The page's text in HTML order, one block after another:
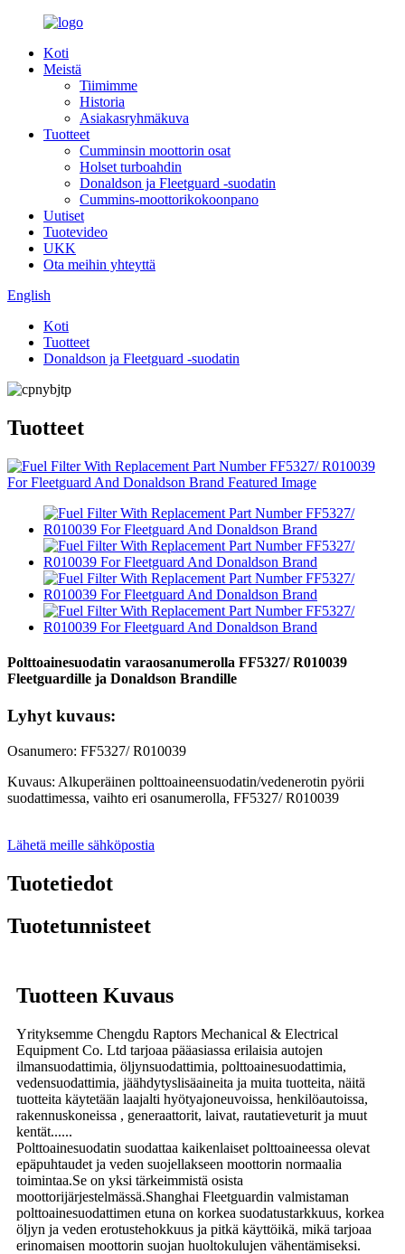
Koti
Meistä
Tiimimme
Historia
Asiakasryhmäkuva
Tuotteet
Cumminsin moottorin osat
Holset turboahdin
Donaldson ja Fleetguard -suodatin
Cummins-moottorikokoonpano
Uutiset
Tuotevideo
UKK
Ota meihin yhteyttä
English
Koti
Tuotteet
Donaldson ja Fleetguard -suodatin
Tuotteet
Polttoainesuodatin varaosanumerolla FF5327/ R010039
Fleetguardille ja Donaldson Brandille
Lyhyt kuvaus:
Osanumero: FF5327/ R010039
Kuvaus: Alkuperäinen polttoaineensuodatin/vedenerotin pyörii
suodattimessa, vaihto eri osanumerolla, FF5327/ R010039
Lähetä meille sähköpostia
Tuotetiedot
Tuotetunnisteet
Tuotteen Kuvaus
Yrityksemme Chengdu Raptors Mechanical & Electrical
Equipment Co. Ltd tarjoaa pääasiassa erilaisia ​​​​autojen
ilmansuodattimia, öljynsuodattimia, polttoainesuodattimia,
vedensuodattimia, jäähdytyslisäaineita ja muita tuotteita, näitä
tuotteita käytetään laajalti hyötyajoneuvoissa, henkilöautoissa,
rakennuskoneissa , generaattorit, laivat, rautatieveturit ja muut
kentät......
Polttoainesuodatin suodattaa kaikenlaiset polttoaineessa olevat
epäpuhtaudet ja veden suojellakseen moottorin normaalia
toimintaa.Se on yksi tärkeimmistä osista
moottorijärjestelmässä.Shanghai Fleetguardin valmistaman
polttoainesuodattimen etuna on korkea suodatustarkkuus, korkea
öljyn ja veden erotustehokkuus ja pitkä käyttöikä, mikä tarjoaa
erinomaisen moottorin suojan huoltokulujen vähentämiseksi.